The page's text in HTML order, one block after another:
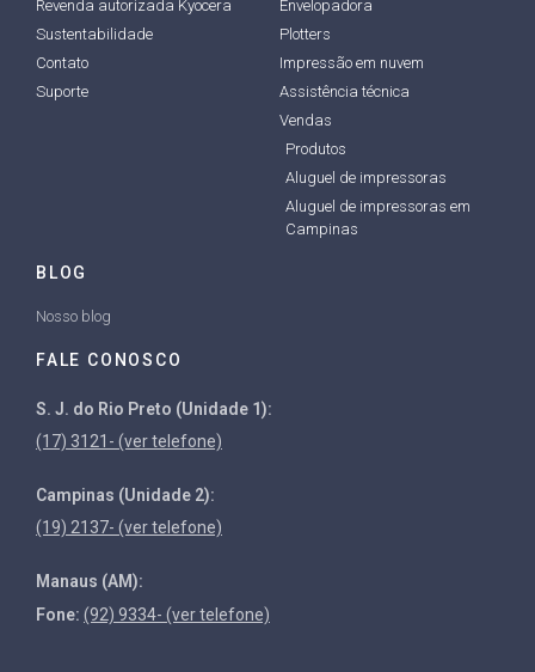
Revenda autorizada Kyocera
Sustentabilidade
Contato
Suporte
Envelopadora
Plotters
Impressão em nuvem
Assistência técnica
Vendas
Produtos
Aluguel de impressoras
Aluguel de impressoras em
Campinas
BLOG
Nosso blog
FALE CONOSCO
S. J. do Rio Preto (Unidade 1):
(17) 3121- (ver telefone)
Campinas (Unidade 2):
(19) 2137- (ver telefone)
Manaus (AM):
Fone: (92) 9334- (ver telefone)